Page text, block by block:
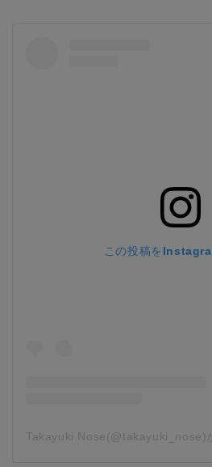
この投稿を
Takayuki Nose(@takayuki_nose)